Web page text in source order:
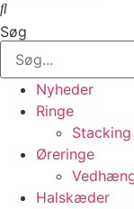
Søg
Nyheder
Ringe
Øreringe
Halskæder